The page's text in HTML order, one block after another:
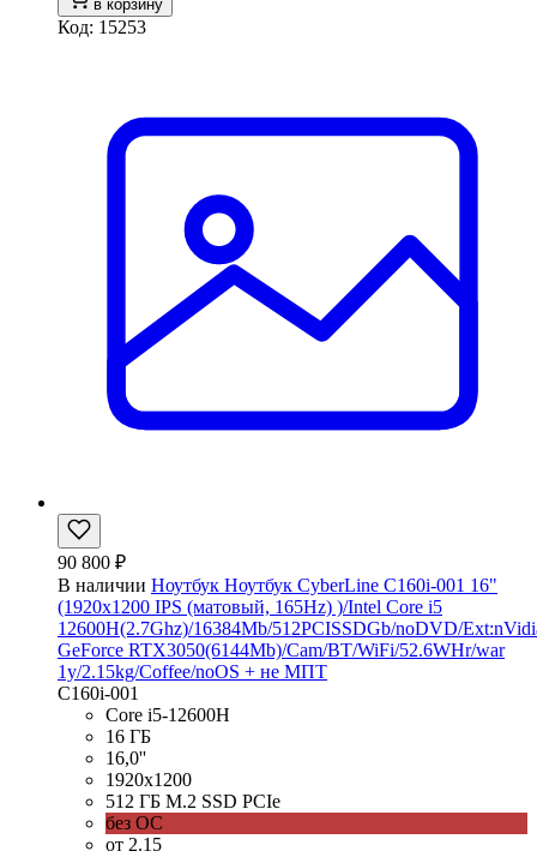
в корзину
Код: 15253
90 800 ₽
В наличии Ноутбук Ноутбук CyberLine C160i-001 16"
(1920x1200 IPS (матовый, 165Hz) )/Intel Core i5
12600H(2.7Ghz)/16384Mb/512PCISSDGb/noDVD/
GeForce RTX3050(6144Mb)/Cam/BT/WiFi/52.6WHr/war
1y/2.15kg/Coffee/noOS + не МПТ
C160i-001
Core i5-12600H
16 ГБ
16,0''
1920x1200
512 ГБ M.2 SSD PCIe
без ОС
от 2.15